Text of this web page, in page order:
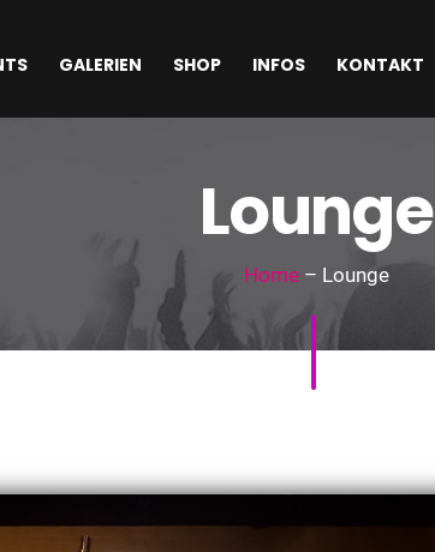
GALERIEN SHOP INFOS KONTAKT
Lounge
Home– Lounge